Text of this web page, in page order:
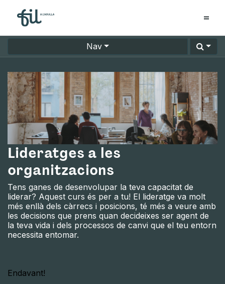
Nav
Lideratges a les
organitzacions
Tens ganes de desenvolupar la teva capacitat de
liderar? Aquest curs és per a tu! El lideratge va molt
més enllà dels càrrecs i posicions, té més a veure amb
les decisions que prens quan decideixes ser agent de
la teva vida i dels processos de canvi que el teu entorn
necessita entomar.
Endavant!​